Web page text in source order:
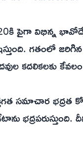
పైగా విభిన్న
గతంలో
కదలికలకు
సమాచార భద్రత